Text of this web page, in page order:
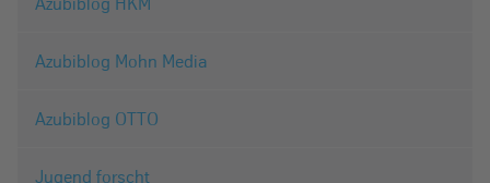
Azubiblog Mohn Media
Azubiblog OTTO
Jugend forscht